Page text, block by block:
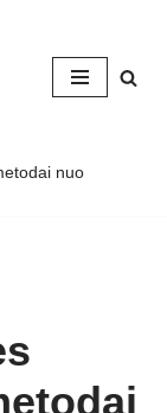
nuo